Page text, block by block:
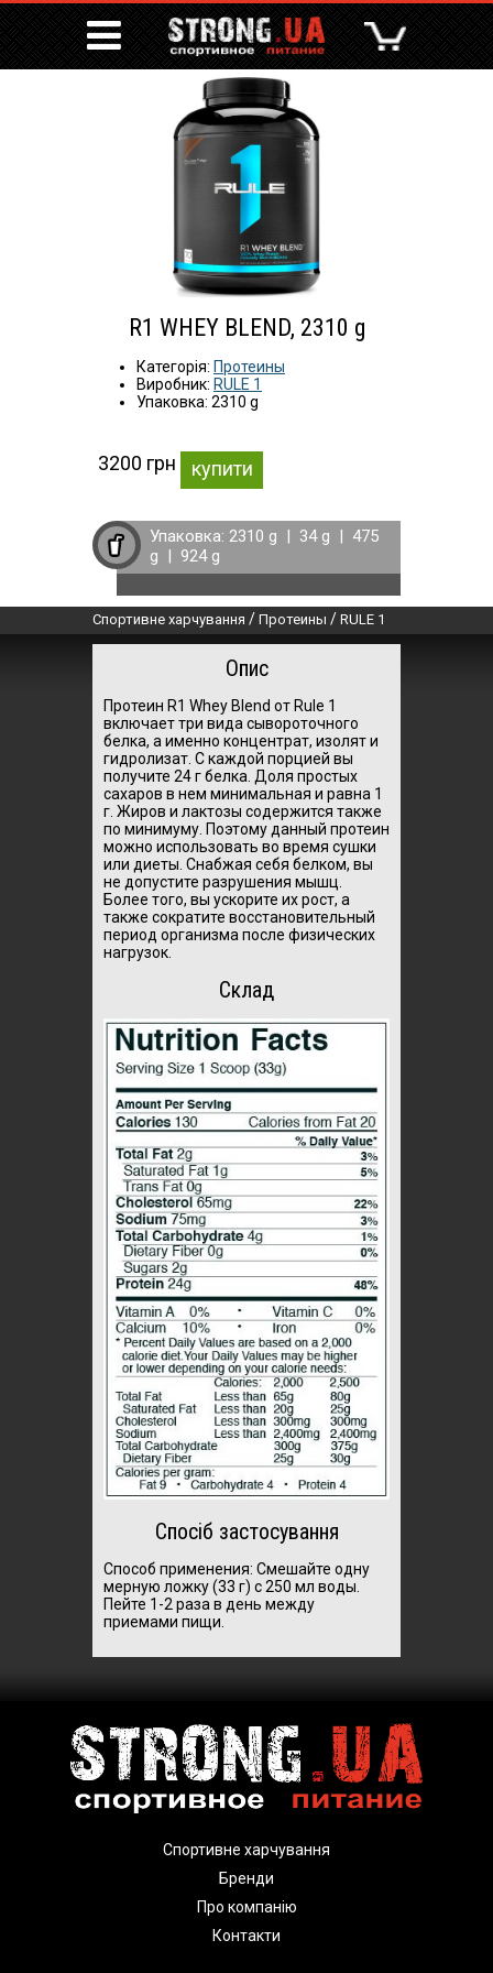
R1 WHEY BLEND, 2310 g
Категорія: Протеины
Виробник: RULE 1
Упаковка: 2310 g
3200 грн купити
Упаковка: 2310 g | 34 g | 475
g | 924 g
Спортивне харчування / Протеины / RULE 1
Опис
Протеин R1 Whey Blend от Rule 1
включает три вида сывороточного
белка, а именно концентрат, изолят и
гидролизат. С каждой порцией вы
получите 24 г белка. Доля простых
сахаров в нем минимальная и равна 1
г. Жиров и лактозы содержится также
по минимуму. Поэтому данный протеин
можно использовать во время сушки
или диеты. Снабжая себя белком, вы
не допустите разрушения мышц.
Более того, вы ускорите их рост, а
также сократите восстановительный
период организма после физических
нагрузок.
Склад
Спосіб застосування
Способ применения: Смешайте одну
мерную ложку (33 г) с 250 мл воды.
Пейте 1-2 раза в день между
приемами пищи.
Спортивне харчування
Бренди
Про компанію
Контакти